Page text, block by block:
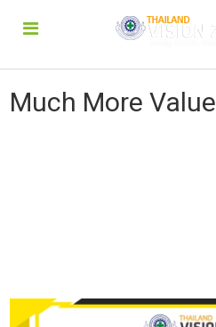
Much More Value